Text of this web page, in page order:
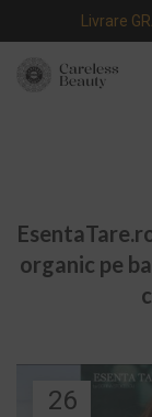
Livrare
organic pe
26